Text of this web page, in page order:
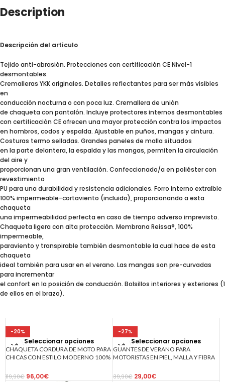
Description
Descripción del artículo
Tejido anti-abrasión. Protecciones con certificación CE Nivel-1
desmontables.
Cremalleras YKK originales. Detalles reflectantes para ser más visibles
en
conducción nocturna o con poca luz. Cremallera de unión
de chaqueta con pantalón. Incluye protectores internos desmontables
con certificación CE ofrecen una mayor protección contra los impactos
en hombros, codos y espalda. Ajustable en puños, mangas y cintura.
Costuras termo selladas. Grandes paneles de malla situados
en la parte delantera, la espalda y las mangas, permiten la circulación
del aire y
proporcionan una gran ventilación. Confeccionado/a en poliéster con
revestimiento
PU para una durabilidad y resistencia adicionales. Forro interno extraíble
100% impermeable-cortaviento (incluido), proporcionando a esta
chaqueta
una impermeabilidad perfecta en caso de tiempo adverso imprevisto.
Chaqueta ligera con alta protección. Membrana Reissa®, 100%
impermeable,
paraviento y transpirable también desmontable la cual hace de esta
chaqueta
ideal también para usar en el verano. Las mangas son pre-curvadas
para incrementar
el confort en la posición de conducción. Bolsillos interiores y exteriores (1
de ellos en el brazo).
-20%
Seleccionar opciones
CHAQUETA CORDURA DE MOTO PARA
CHICAS CON ESTILO MODERNO 100%
119,90€ 96,00€
-27%
Seleccionar opciones
GUANTES DE VERANO PARA
MOTORISTAS EN PIEL, MALLA Y FIBRA
39,90€ 29,00€